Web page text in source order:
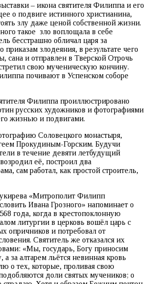
– икона святителя Филиппа и его
о подвиге истинного христианина,
злу даже ценой собственной жизни.
такое зло воплощала в себе
бесстрашно обличал царя за
злодеяния, в результате чего
сана и отправлен в Тверской Отрочь
свою мученическую кончину.
почивают в Успенском соборе
Филиппа проиллюстрировано
русских художников и фотографиями
жизнью и подвигами.
Соловецкого монастыря,
Прокудиным-Горским. Будучи
в течение девяти летбудущий
её, построил два
сам работал, как простой строитель,
«Митрополит Филипп
Ивана Грозного» напоминает о
года, когда в крестопоклонную
литургии в церковь вошёл царь с
опричников и потребовал от
Святитель же отказался их
«Мы, государь, Богу приносим
за алтарем льётся невинная кровь
о тех, которые, проливая свою
доли святых мучеников; о